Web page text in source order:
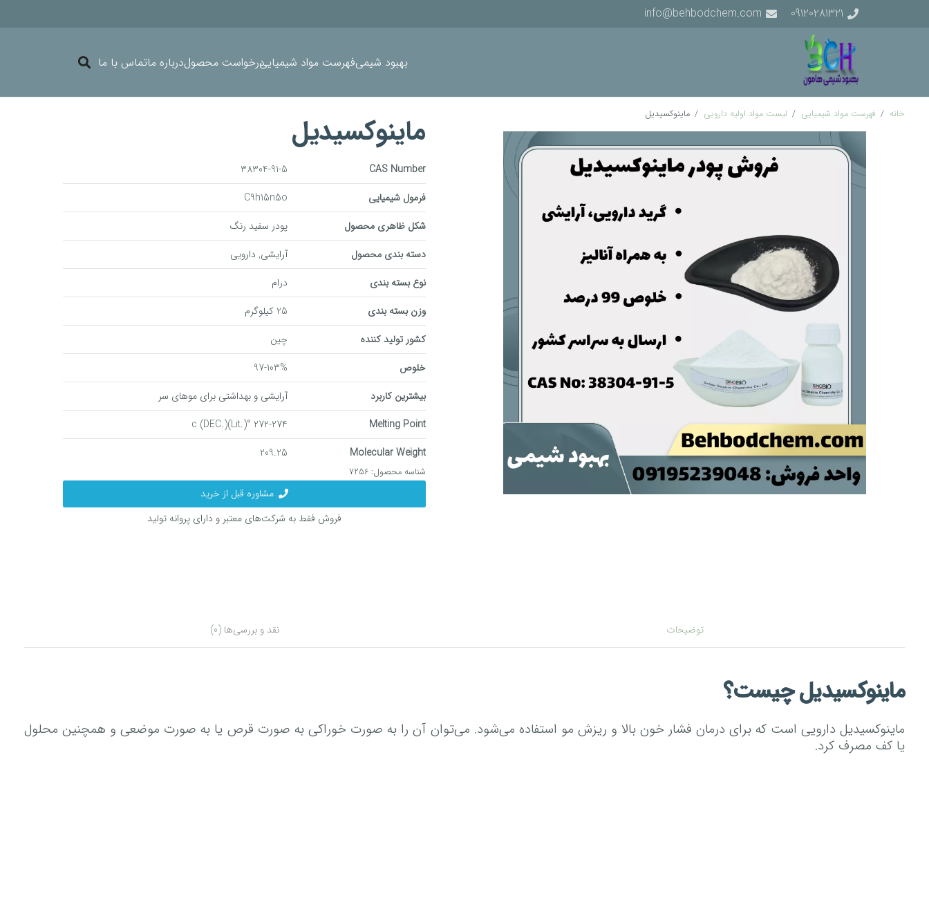
09120281321
info@behbodchem.com
بهبود شیمیفهرست مواد شیمیاییدرخواست محصولدرباره ماتماس با ما
خانه / فهرست مواد شیمیایی / لیست مواد اولیه دارویی / ماینوکسیدیل ماینوکسیدیل
CAS Number
38304-91-5
فرمول شیمیایی
C9h15n5o
شکل ظاهری محصول
پودر سفید رنگ
دسته بندی محصول
آرایشی, دارویی
نوع بسته بندی
درام
وزن بسته بندی
25 کیلوگرم
کشور تولید کننده
چین
خلوص
97-103%
بیشترین کاربرد
آرایشی و بهداشتی برای موهای سر
Melting Point
272-274 °c (DEC.)(Lit.)
Molecular Weight
209.25
شناسه محصول: 7256
مشاوره قبل از خرید
فروش فقط به شرکت‌های معتبر و دارای پروانه تولید
توضیحات نقد و بررسی‌ها (0)
ماینوکسیدیل چیست؟
ماینوکسیدیل دارویی است که برای درمان فشار خون بالا و ریزش مو استفاده می‌شود. می‌توان آن را به صورت خوراکی به صورت قرص یا به صورت موضعی و همچنین محلول
یا کف مصرف کرد.